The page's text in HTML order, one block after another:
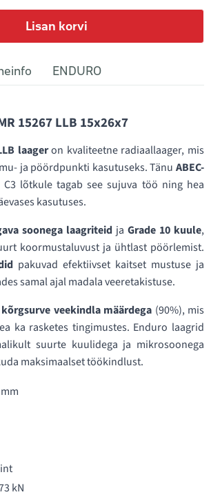
Lisan korvi
ENDURO
15267 LLB 15x26x7
laageron kvaliteetne radiaallaager, mis
ja pöördpunkti kasutuseks. Tänu ABEC-
C3 lõtkule tagab see sujuva töö ning hea
kasutuses.
soonega laagriteid ja Grade 10 kuule,
koormustaluvust ja ühtlast pöörlemist.
pakuvad efektiivset kaitset mustuse ja
samal ajal madala veeretakistuse.
kõrgsurve veekindla määrdega (90%), mis
ka rasketes tingimustes. Enduro laagrid
suurte kuulidega ja mikrosoonega
maksimaalset töökindlust.
kN